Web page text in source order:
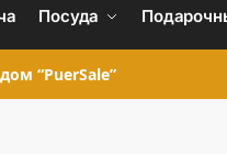
Посуда
“PuerSale”